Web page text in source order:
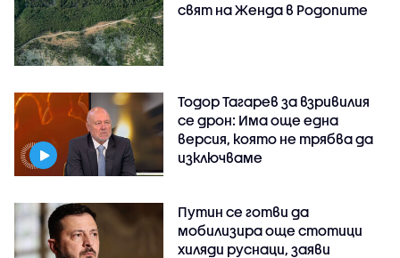
свят на Женда в Родопите
Тодор Тагарев за взривилия
се дрон: Има още една
версия, която не трябва да
изключваме
Путин се готви да
мобилизира още стотици
хиляди руснаци, заяви